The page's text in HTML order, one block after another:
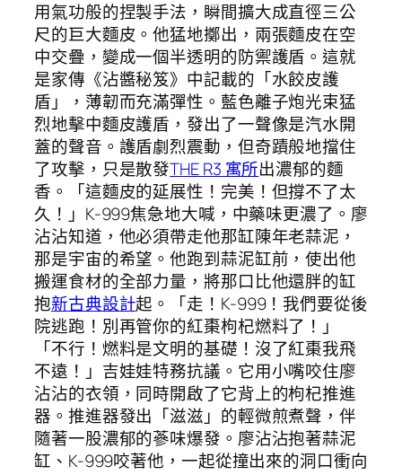
用氣功般的捏製手法，瞬間擴大成直徑三公
尺的巨大麵皮。他猛地擲出，兩張麵皮在空
中交疊，變成一個半透明的防禦護盾。這就
是家傳《沾醬秘笈》中記載的「水餃皮護
盾」，薄韌而充滿彈性。藍色離子炮光束猛
烈地擊中麵皮護盾，發出了一聲像是汽水開
蓋的聲音。護盾劇烈震動，但奇蹟般地擋住
了攻擊，只是散發THE R3 寓所出濃郁的麵
香。「這麵皮的延展性！完美！但撐不了太
久！」K-999焦急地大喊，中藥味更濃了。廖
沾沾知道，他必須帶走他那缸陳年老蒜泥，
那是宇宙的希望。他跑到蒜泥缸前，使出他
搬運食材的全部力量，將那口比他還胖的缸
抱新古典設計起。「走！K-999！我們要從後
院逃跑！別再管你的紅棗枸杞燃料了！」
「不行！燃料是文明的基礎！沒了紅棗我飛
不遠！」吉娃娃特務抗議。它用小嘴咬住廖
沾沾的衣領，同時開啟了它背上的枸杞推進
器。推進器發出「滋滋」的輕微煎煮聲，伴
隨著一股濃郁的蔘味爆發。廖沾沾抱著蒜泥
缸、K-999咬著他，一起從撞出來的洞口衝向